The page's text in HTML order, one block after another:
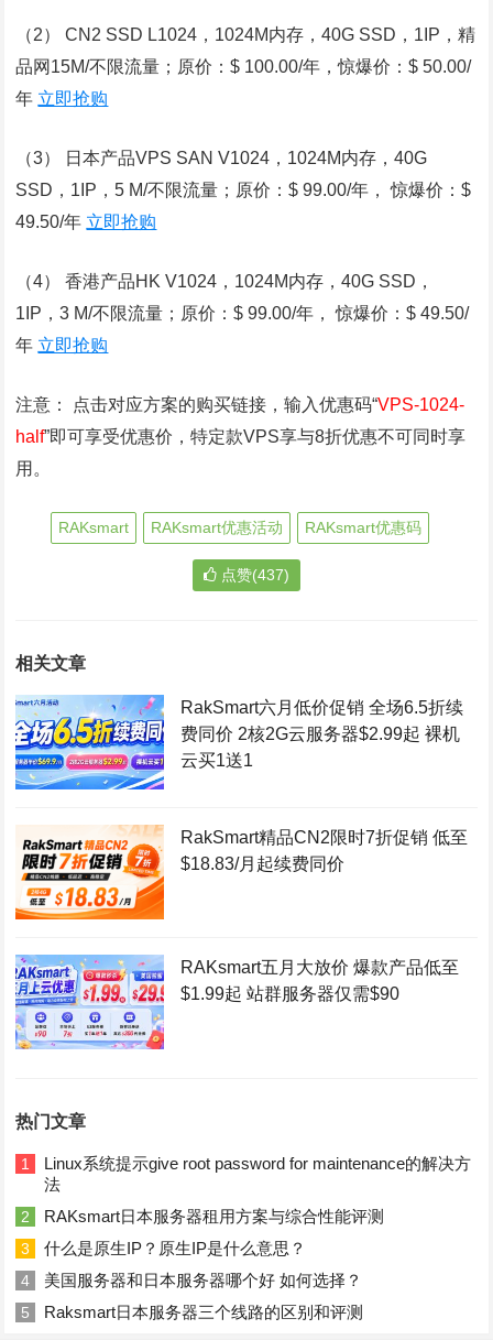
（2） CN2 SSD L1024，1024M内存，40G SSD，1IP，精
品网15M/不限流量；原价：$ 100.00/年，惊爆价：$ 50.00/
年 立即抢购
（3） 日本产品VPS SAN V1024，1024M内存，40G
SSD，1IP，5 M/不限流量；原价：$ 99.00/年， 惊爆价：$
49.50/年 立即抢购
（4） 香港产品HK V1024，1024M内存，40G SSD，
1IP，3 M/不限流量；原价：$ 99.00/年， 惊爆价：$ 49.50/
年 立即抢购
注意： 点击对应方案的购买链接，输入优惠码“VPS-1024-
half”即可享受优惠价，特定款VPS享与8折优惠不可同时享
用。
RAKsmart RAKsmart优惠活动 RAKsmart优惠码
点赞(437)
相关文章
RakSmart六月低价促销 全场6.5折续
费同价 2核2G云服务器$2.99起 裸机
云买1送1
RakSmart精品CN2限时7折促销 低至
$18.83/月起续费同价
RAKsmart五月大放价 爆款产品低至
$1.99起 站群服务器仅需$90
热门文章
1
Linux系统提示give root password for maintenance的解决方
法
2 RAKsmart日本服务器租用方案与综合性能评测
3 什么是原生IP？原生IP是什么意思？
4 美国服务器和日本服务器哪个好 如何选择？
5 Raksmart日本服务器三个线路的区别和评测